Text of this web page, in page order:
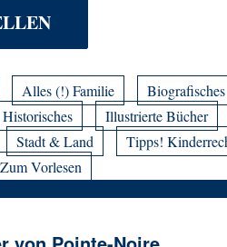
Alles (!) Familie Biografisches
Historisches Illustrierte Bücher
Stadt & Land Tipps!
Zum Vorlesen